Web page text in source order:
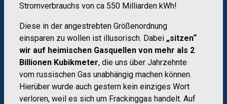
Stromverbrauchs von ca 550 Milliarden kWh!
Diese in der angestrebten Größenordnung
einsparen zu wollen ist illusorisch. Dabei „sitzen“
wir auf heimischen Gasquellen von mehr als 2
Billionen Kubikmeter, die uns über Jahrzehnte
vom russischen Gas unabhängig machen können.
Hierüber wurde auch gestern kein einziges Wort
verloren, weil es sich um Frackinggas handelt. Auf